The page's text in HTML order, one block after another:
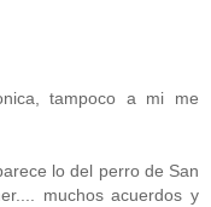
tampoco a mi me
lo del perro de San
muchos acuerdos y